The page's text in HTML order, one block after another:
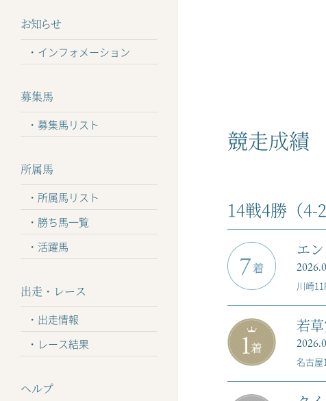
お知らせ
インフォメーション
募集馬
募集馬リスト
所属馬
所属馬リスト
勝ち馬一覧
活躍馬
出走・レース
出走情報
レース結果
ヘルプ
競走成績
14戦4勝（4-
エ
川崎
若
名古屋